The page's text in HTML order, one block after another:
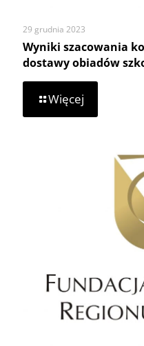
29 grudnia 2023
Wyniki szacowania
dostawy obiadów
Więcej
Wyniki
dostawy
obiadów